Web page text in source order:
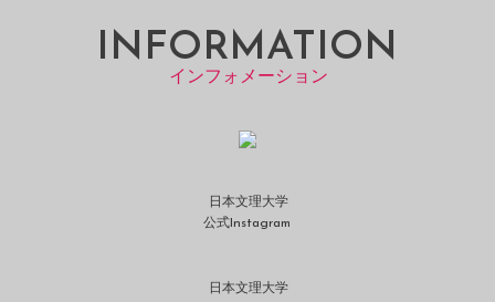
INFORMATION
インフォメーション
日本文理大学
公式Instagram
日本文理大学